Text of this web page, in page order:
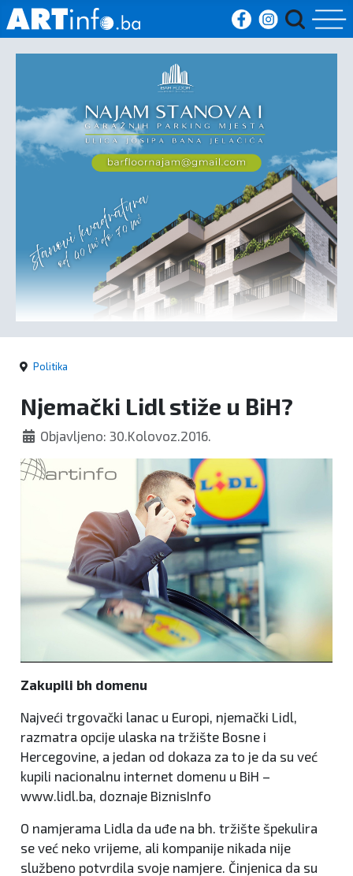
Vijesti
Sport
Crna
kronika
Politika
Politika
Njemački Lidl stiže u BiH?
Objavljeno: 30.Kolovoz.2016.
Zakupili bh domenu
Najveći trgovački lanac u Europi, njemački Lidl,
razmatra opcije ulaska na tržište Bosne i
Hercegovine, a jedan od dokaza za to je da su već
kupili nacionalnu internet domenu u BiH –
www.lidl.ba, doznaje BiznisInfo
O namjerama Lidla da uđe na bh. tržište špekulira
se već neko vrijeme, ali kompanije nikada nije
službeno potvrdila svoje namjere. Činjenica da su